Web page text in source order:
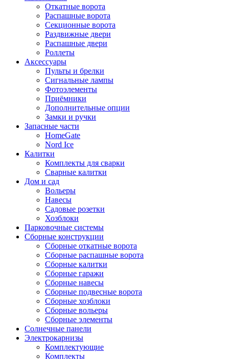
Откатные ворота
Распашные ворота
Секционные ворота
Раздвижные двери
Распашные двери
Роллеты
Аксессуары
Пульты и брелки
Сигнальные лампы
Фотоэлементы
Приёмники
Дополнительные опции
Замки и ручки
Запасные части
HomeGate
Nord Ice
Калитки
Комплекты для сварки
Сварные калитки
Дом и сад
Вольеры
Навесы
Садовые розетки
Хозблоки
Парковочные системы
Сборные конструкции
Сборные откатные ворота
Сборные распашные ворота
Сборные калитки
Сборные гаражи
Сборные навесы
Сборные подвесные ворота
Сборные хозблоки
Сборные вольеры
Сборные элементы
Солнечные панели
Электрокарнизы
Комплектующие
Комплекты